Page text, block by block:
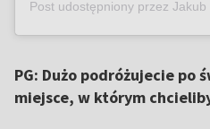
PG: Dużo podróżujecie po
miejsce, w którym